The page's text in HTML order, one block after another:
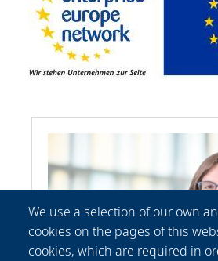
We use a selection of our own
cookies on the pages of this
cookies, which are required in